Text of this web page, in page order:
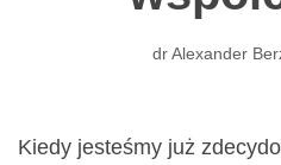
dr Alexander
Kiedy jesteśmy już